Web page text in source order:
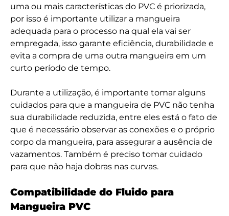
uma ou mais características do PVC é priorizada,
por isso é importante utilizar a mangueira
adequada para o processo na qual ela vai ser
empregada, isso garante eficiência, durabilidade e
evita a compra de uma outra mangueira em um
curto período de tempo.
Durante a utilização, é importante tomar alguns
cuidados para que a mangueira de PVC não tenha
sua durabilidade reduzida, entre eles está o fato de
que é necessário observar as conexões e o próprio
corpo da mangueira, para assegurar a ausência de
vazamentos. Também é preciso tomar cuidado
para que não haja dobras nas curvas.
Compatibilidade do Fluido para
Mangueira PVC